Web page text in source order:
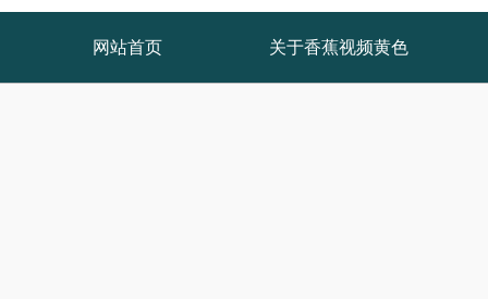
网站首页 关于香蕉视频黄色